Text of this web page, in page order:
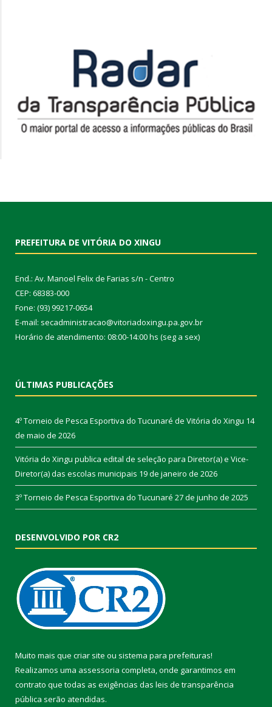
PREFEITURA DE VITÓRIA DO XINGU
End.: Av. Manoel Felix de Farias s/n - Centro
CEP: 68383-000
Fone: (93) 99217-0654
E-mail: secadministracao@vitoriadoxingu.pa.gov.br
Horário de atendimento: 08:00-14:00 hs (seg a sex)
ÚLTIMAS PUBLICAÇÕES
4º Torneio de Pesca Esportiva do Tucunaré de Vitória do Xingu 14
de maio de 2026
Vitória do Xingu publica edital de seleção para Diretor(a) e Vice-
Diretor(a) das escolas municipais 19 de janeiro de 2026
3º Torneio de Pesca Esportiva do Tucunaré 27 de junho de 2025
DESENVOLVIDO POR CR2
Muito mais que criar site ou sistema para prefeituras!
Realizamos uma assessoria completa, onde garantimos em
contrato que todas as exigências das leis de transparência
pública serão atendidas.